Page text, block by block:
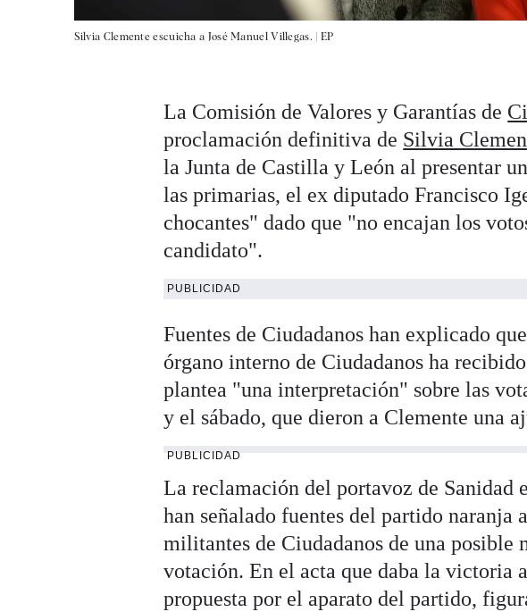
Silvia Clemente escuicha a José Manuel Villegas. | EP
La Comisión de Valores y Garantías de
proclamación definitiva de Silvia
la Junta de Castilla y León al presentar
las primarias, el ex diputado Francisco
chocantes" dado que "no encajan los
candidato".
PUBLICIDAD
Fuentes de Ciudadanos han explicado
órgano interno de Ciudadanos ha
plantea "una interpretación" sobre las
y el sábado, que dieron a Clemente una
PUBLICIDAD
La reclamación del portavoz de Sanidad
han señalado fuentes del partido naranja
militantes de Ciudadanos de una posible
votación. En el acta que daba la victoria
propuesta por el aparato del partido,